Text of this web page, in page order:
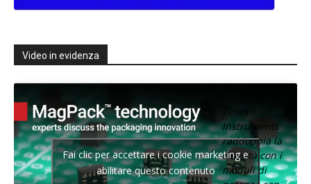
Video in evidenza
Texas
Instruments
raddoppia la
densità con i
moduli di
Fai clic per accettare i cookie marketing e
abilitare questo contenuto